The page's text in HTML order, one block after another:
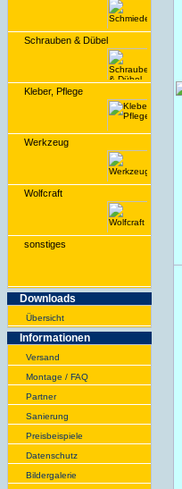
Schrauben & Dübel
Kleber, Pflege
Werkzeug
Wolfcraft
sonstiges
Downloads
Übersicht
Infor­ma­tionen
Versand
Montage / FAQ
Partner
Sanie­rung
Preis­beispiele
Daten­schutz
Bilder­galerie